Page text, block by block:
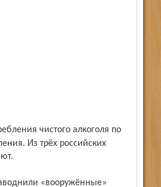
Из трёх российских